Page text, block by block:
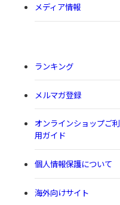
メディア情報
ランキング
メルマガ登録
オンラインショップご利
用ガイド
個人情報保護について
海外向けサイト